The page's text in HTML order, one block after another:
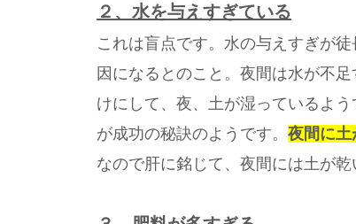
２、水を与えすぎている
これは盲点です。水の与えすぎが
因になるとのこと。夜間は水が不
けにして、夜、土が湿っているよ
が成功の秘訣のようです。 夜間に土
なので肝に銘じて、夜間には土が乾